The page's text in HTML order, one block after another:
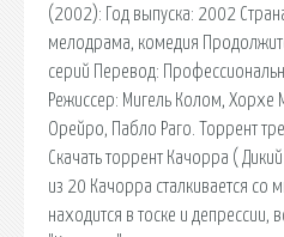
(2002): Год выпуска: 2002
мелодрама, комедия
серий Перевод:
Режиссер: Мигель Колом, Хорхе
Орейро, Пабло Раго. Торрент
Скачать торрент Качорра (
из 20 Качорра сталкивается со
находится в тоске и депрессии,